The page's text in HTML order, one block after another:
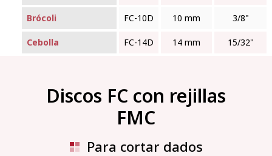
Brócoli FC‑10D 10 mm 3/8"
Cebolla FC‑14D 14 mm 15/32"
Discos FC con rejillas
FMC
Para cortar dados